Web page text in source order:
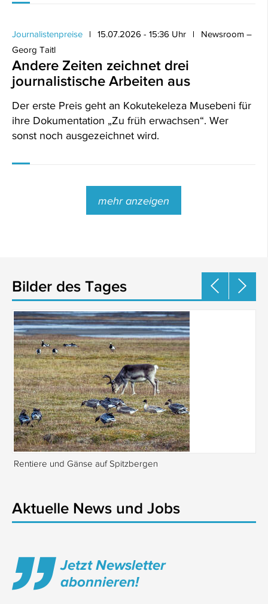
Journalistenpreise 15.07.2026 - 15:36 Uhr
Newsroom –
Georg Taitl
Andere Zeiten zeichnet drei
journalistische Arbeiten aus
Der erste Preis geht an Kokutekeleza Musebeni für
ihre Dokumentation „Zu früh erwachsen“. Wer
sonst noch ausgezeichnet wird.
mehr anzeigen
Bilder des Tages
Rentiere und Gänse auf Spitzbergen
Aktuelle News und Jobs
Jetzt Newsletter
abonnieren!